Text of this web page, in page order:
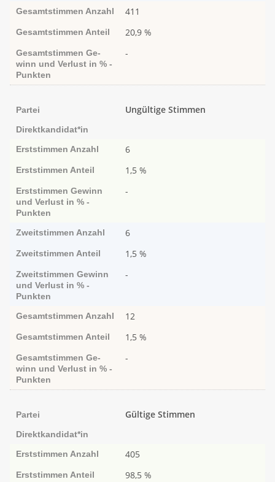
Gesamtstimmen Anzahl 411
Gesamtstimmen Anteil 20,9 %
Gesamtstimmen Ge­­
winn und Ver­­lust in % -
Punk­ten
-
Partei Ungültige Stimmen
Direktkandidat*in
Erststimmen Anzahl 6
Erststimmen Anteil 1,5 %
Erststimmen Ge­­winn
und Ver­­lust in % -
Punk­ten
-
Zweitstimmen Anzahl 6
Zweitstimmen Anteil 1,5 %
Zweitstimmen Ge­­winn
und Ver­­lust in % -
Punk­ten
-
Gesamtstimmen Anzahl 12
Gesamtstimmen Anteil 1,5 %
Gesamtstimmen Ge­­
winn und Ver­­lust in % -
Punk­ten
-
Partei Gültige Stimmen
Direktkandidat*in
Erststimmen Anzahl 405
Erststimmen Anteil 98,5 %